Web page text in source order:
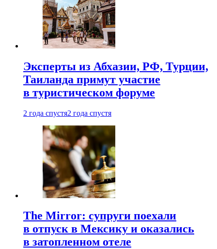
Эксперты из Абхазии, РФ, Турции,
Таиланда примут участие
в туристическом форуме
2 года спустя2 года спустя
The Mirror: супруги поехали
в отпуск в Мексику и оказались
в затопленном отеле